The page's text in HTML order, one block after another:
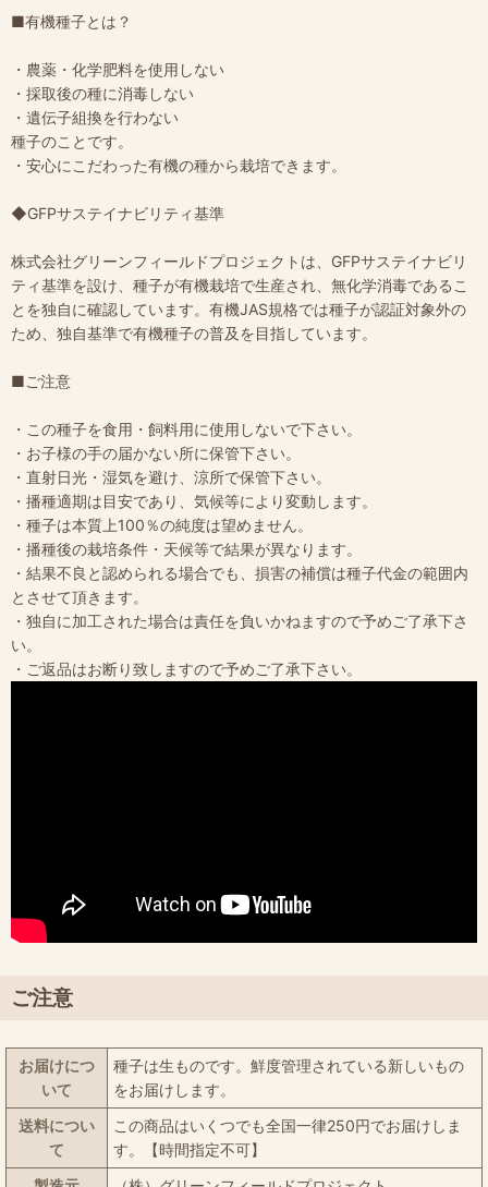
■有機種子とは？
・農薬・化学肥料を使用しない
・採取後の種に消毒しない
・遺伝子組換を行わない
種子のことです。
・安心にこだわった有機の種から栽培できます。
◆GFPサステイナビリティ基準
株式会社グリーンフィールドプロジェクトは、GFPサステイナビリ
ティ基準を設け、種子が有機栽培で生産され、無化学消毒であるこ
とを独自に確認しています。有機JAS規格では種子が認証対象外の
ため、独自基準で有機種子の普及を目指しています。
■ご注意
・この種子を食用・飼料用に使用しないで下さい。
・お子様の手の届かない所に保管下さい。
・直射日光・湿気を避け、涼所で保管下さい。
・播種適期は目安であり、気候等により変動します。
・種子は本質上100％の純度は望めません。
・播種後の栽培条件・天候等で結果が異なります。
・結果不良と認められる場合でも、損害の補償は種子代金の範囲内
とさせて頂きます。
・独自に加工された場合は責任を負いかねますので予めご了承下さ
い。
・ご返品はお断り致しますので予めご了承下さい。
ご注意
お届けにつ
いて
種子は生ものです。鮮度管理されている新しいもの
をお届けします。
送料につい
て
この商品はいくつでも全国一律250円でお届けしま
す。【時間指定不可】